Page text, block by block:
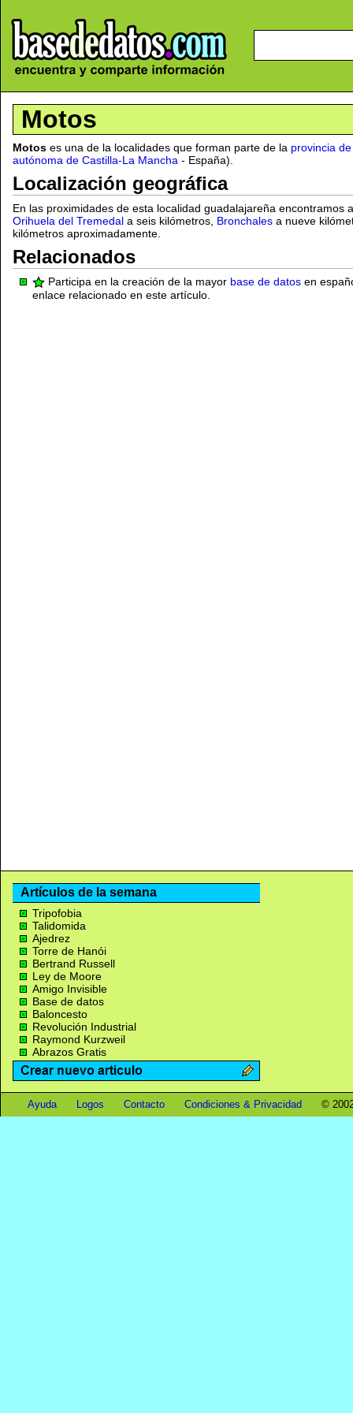
Motos
Motos es una de la localidades que forman parte de la provincia
autónoma de Castilla-La Mancha - España).
Localización geográfica
En las proximidades de esta localidad guadalajareña encontramos
Orihuela del Tremedal a seis kilómetros, Bronchales a nueve
kilómetros aproximadamente.
Relacionados
Participa en la creación de la mayor base de datos en
enlace relacionado en este artículo.
Artículos de la semana
Tripofobia
Talidomida
Ajedrez
Torre de Hanói
Bertrand Russell
Ley de Moore
Amigo Invisible
Base de datos
Baloncesto
Revolución Industrial
Raymond Kurzweil
Abrazos Gratis
Ayuda Logos Contacto Condiciones & Privacidad ©